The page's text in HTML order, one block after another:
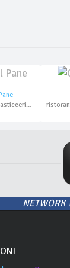
bar, panetteria, pasticceria, aperitivo
NETWORK